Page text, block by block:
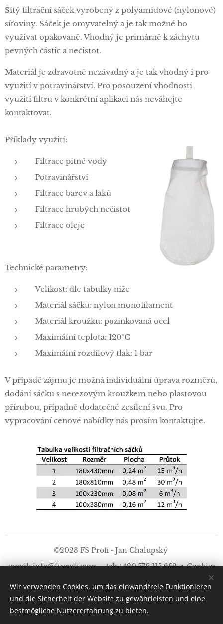
Šitý filtrační sáček vyrobený z polyamidové (nylonové)
síťoviny. Sáček je omyvatelný a je tak možné ho
využívat opakovaně. Vhodný je primárně k záchytu
pevných částic a nečistot.
Materiál je zdravotně nezávadný a je tak vhodný i pro
využití v potravinářství. Pro posouzení vhodnosti
využití filtru v konkrétní aplikaci nás neváhejte
kontaktovat.
Příklady využití:
Filtrace pitné vody
Potravinářství
Filtrace barev a laků
Filtrace hrubých nečistot
Filtrace oleje
Technické parametry:
Velikost: dle tabulky níže
Materiál sáčku: nylon monofilament
Materiál kroužku: pozinkovaná ocel
Maximální teplota: 120°C
Maximální rozdílový tlak: 1 bar
V případě zájmu je možná individuální úprava rozměrů,
dodání sáčku s nerezovým kroužkem nebo plastovou
přírubou, případně dodatečné zesílení švu. Pro
vypracování cenové nabídky nás prosím kontaktujte.
©2023 FS Profi - Jan Chalupský
email: info@fsprofi.com tel: +420 776 115 652
Cookies
Sprachen
Čeština
English Deutsch
Wir verwenden Cookies, um das einwandfreie Funktionieren
und die Sicherheit der Website zu gewährleisten und eine
bestmögliche Nutzererfahrung zu bieten.